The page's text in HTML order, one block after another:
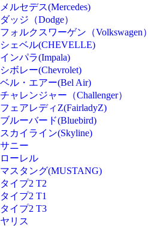
メルセデス(Mercedes)
ダッジ（Dodge）
フォルクスワーゲン（Volkswagen）
シェベル(CHEVELLE)
インパラ(Impala)
シボレー(Chevrolet)
ベル・エアー(Bel Air)
チャレンジャー（Challenger）
フェアレディZ(FairladyZ)
ブルーバード(Bluebird)
スカイライン(Skyline)
サニー
ローレル
マスタング(MUSTANG)
タイプ2 T2
タイプ2 T1
タイプ2 T3
ヤリス